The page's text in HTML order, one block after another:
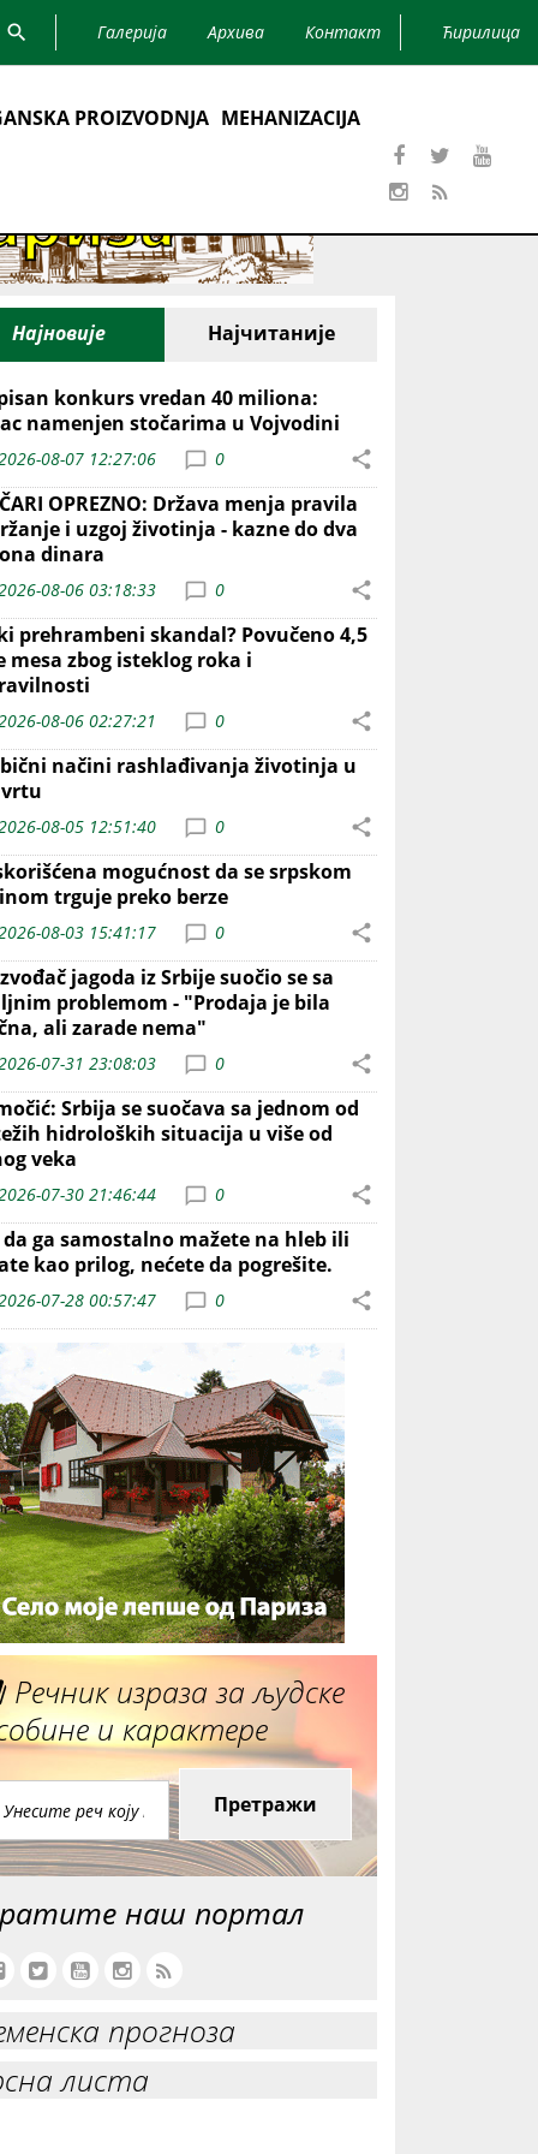
Галерија Архива Контакт Ћирилица
PROIZVODNJA MEHANIZACIJA
Најновије Најчитаније
konkurs vredan 40 miliona:
namenjen stočarima u Vojvodini
08-07 12:27:06 0
OPREZNO: Država menja pravila
i uzgoj životinja - kazne do dva
dinara
08-06 03:18:33 0
prehrambeni skandal? Povučeno 4,5
mesa zbog isteklog roka i
08-06 02:27:21 0
načini rashlađivanja životinja u
vrtu
08-05 12:51:40 0
mogućnost da se srpskom
trguje preko berze
08-03 15:41:17 0
jagoda iz Srbije suočio se sa
problemom - "Prodaja je bila
ali zarade nema"
07-31 23:08:03 0
Srbija se suočava sa jednom od
hidroloških situacija u više od
veka
07-30 21:46:44 0
ga samostalno mažete na hleb ili
kao prilog, nećete da pogrešite.
07-28 00:57:47 0
Речник израза за људске
и карактере
Претражи
наш портал
прогноза
листа